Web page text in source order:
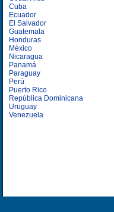
Cuba
Ecuador
El Salvador
Guatemala
Honduras
México
Nicaragua
Panamá
Paraguay
Perú
Puerto Rico
República Dominicana
Uruguay
Venezuela